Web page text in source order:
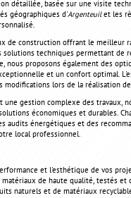
détaillée, basée sur une visite
géographiques d'Argenteuilet les
de construction offrant le meilleur
techniques permettant de
nous proposons également des
et un confort optimal.
lors de la réalisation
une gestion complexe des travaux,
économiques et durables.
audits énergétiques et des
local professionnel.
et l'esthétique de vos
matériaux de haute qualité, testés et
naturels et de matériaux